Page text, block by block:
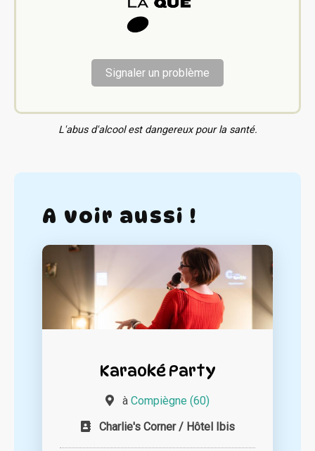
Signaler un problème
L'abus d'alcool est dangereux pour la santé.
A voir aussi !
Karaoké Party
à Compiègne (60)
Charlie's Corner / Hôtel Ibis